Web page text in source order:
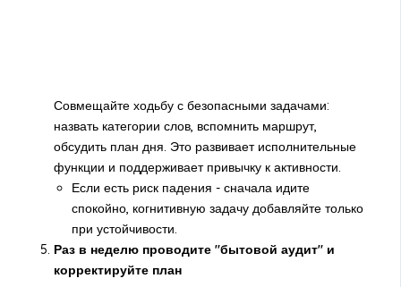
Совмещайте ходьбу с безопасными задачами:
назвать категории слов, вспомнить маршрут,
обсудить план дня. Это развивает исполнительные
функции и поддерживает привычку к активности.
Если есть риск падения - сначала идите
спокойно, когнитивную задачу добавляйте только
при устойчивости.
Раз в неделю проводите "бытовой аудит" и
корректируйте план